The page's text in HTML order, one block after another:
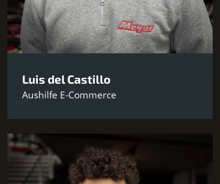
Luis del Castillo
Aushilfe E-Commerce